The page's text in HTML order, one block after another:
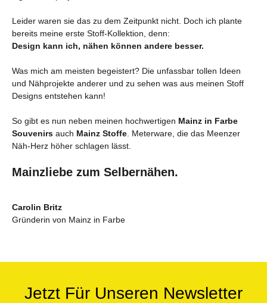
Leider waren sie das zu dem Zeitpunkt nicht. Doch ich plante
bereits meine erste Stoff-Kollektion, denn:
Design kann ich, nähen können andere besser.
Was mich am meisten begeistert? Die unfassbar tollen Ideen
und Nähprojekte anderer und zu sehen was aus meinen Stoff
Designs entstehen kann!
So gibt es nun neben meinen hochwertigen Mainz in Farbe
Souvenirs auch Mainz Stoffe . Meterware, die das Meenzer
Näh-Herz höher schlagen lässt.
Mainzliebe zum Selbernähen.
Carolin Britz
Gründerin von Mainz in Farbe
Jetzt Für Unseren Newsletter